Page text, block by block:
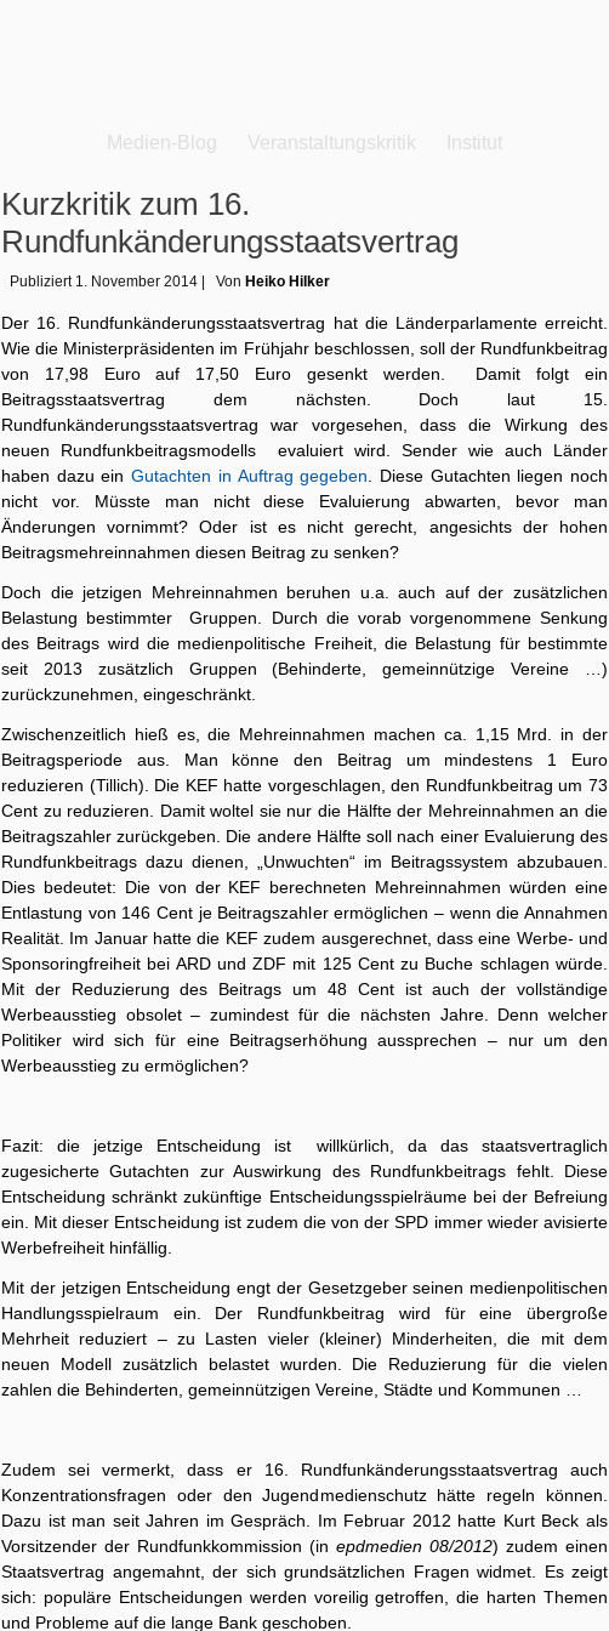
Medien-Blog Veranstaltungskritik Institut
Kurzkritik zum 16.
Rundfunkänderungsstaatsvertrag
Publiziert 1. November 2014 Von Heiko Hilker
Der 16. Rundfunkänderungsstaatsvertrag hat die Länderparlamente erreicht.
Wie die Ministerpräsidenten im Frühjahr beschlossen, soll der Rundfunkbeitrag
von 17,98 Euro auf 17,50 Euro gesenkt werden. Damit folgt ein
Beitragsstaatsvertrag dem nächsten. Doch laut 15.
Rundfunkänderungsstaatsvertrag war vorgesehen, dass die Wirkung des
neuen Rundfunkbeitragsmodells evaluiert wird. Sender wie auch Länder
haben dazu einGutachten in Auftrag gegeben . Diese Gutachten liegen noch
nicht vor. Müsste man nicht diese Evaluierung abwarten, bevor man
Änderungen vornimmt? Oder ist es nicht gerecht, angesichts der hohen
Beitragsmehreinnahmen diesen Beitrag zu senken?
Doch die jetzigen Mehreinnahmen beruhen u.a. auch auf der zusätzlichen
Belastung bestimmter Gruppen. Durch die vorab vorgenommene Senkung
des Beitrags wird die medienpolitische Freiheit, die Belastung für bestimmte
seit 2013 zusätzlich Gruppen (Behinderte, gemeinnützige Vereine …)
zurückzunehmen, eingeschränkt.
Zwischenzeitlich hieß es, die Mehreinnahmen machen ca. 1,15 Mrd. in der
Beitragsperiode aus. Man könne den Beitrag um mindestens 1 Euro
reduzieren (Tillich). Die KEF hatte vorgeschlagen, den Rundfunkbeitrag um 73
Cent zu reduzieren. Damit woltel sie nur die Hälfte der Mehreinnahmen an die
Beitragszahler zurückgeben. Die andere Hälfte soll nach einer Evaluierung des
Rundfunkbeitrags dazu dienen, „Unwuchten“ im Beitragssystem abzubauen.
Dies bedeutet: Die von der KEF berechneten Mehreinnahmen würden eine
Entlastung von 146 Cent je Beitragszahler ermöglichen – wenn die Annahmen
Realität. Im Januar hatte die KEF zudem ausgerechnet, dass eine Werbe- und
Sponsoringfreiheit bei ARD und ZDF mit 125 Cent zu Buche schlagen würde.
Mit der Reduzierung des Beitrags um 48 Cent ist auch der vollständige
Werbeausstieg obsolet – zumindest für die nächsten Jahre. Denn welcher
Politiker wird sich für eine Beitragserhöhung aussprechen – nur um den
Werbeausstieg zu ermöglichen?
Fazit: die jetzige Entscheidung ist willkürlich, da das staatsvertraglich
zugesicherte Gutachten zur Auswirkung des Rundfunkbeitrags fehlt. Diese
Entscheidung schränkt zukünftige Entscheidungsspielräume bei der Befreiung
ein. Mit dieser Entscheidung ist zudem die von der SPD immer wieder avisierte
Werbefreiheit hinfällig.
Mit der jetzigen Entscheidung engt der Gesetzgeber seinen medienpolitischen
Handlungsspielraum ein. Der Rundfunkbeitrag wird für eine übergroße
Mehrheit reduziert – zu Lasten vieler (kleiner) Minderheiten, die mit dem
neuen Modell zusätzlich belastet wurden. Die Reduzierung für die vielen
zahlen die Behinderten, gemeinnützigen Vereine, Städte und Kommunen …
Zudem sei vermerkt, dass er 16. Rundfunkänderungsstaatsvertrag auch
Konzentrationsfragen oder den Jugendmedienschutz hätte regeln können.
Dazu ist man seit Jahren im Gespräch. Im Februar 2012 hatte Kurt Beck als
Vorsitzender der Rundfunkkommission (in epdmedien 08/2012) zudem einen
Staatsvertrag angemahnt, der sich grundsätzlichen Fragen widmet. Es zeigt
sich: populäre Entscheidungen werden voreilig getroffen, die harten Themen
und Probleme auf die lange Bank geschoben.